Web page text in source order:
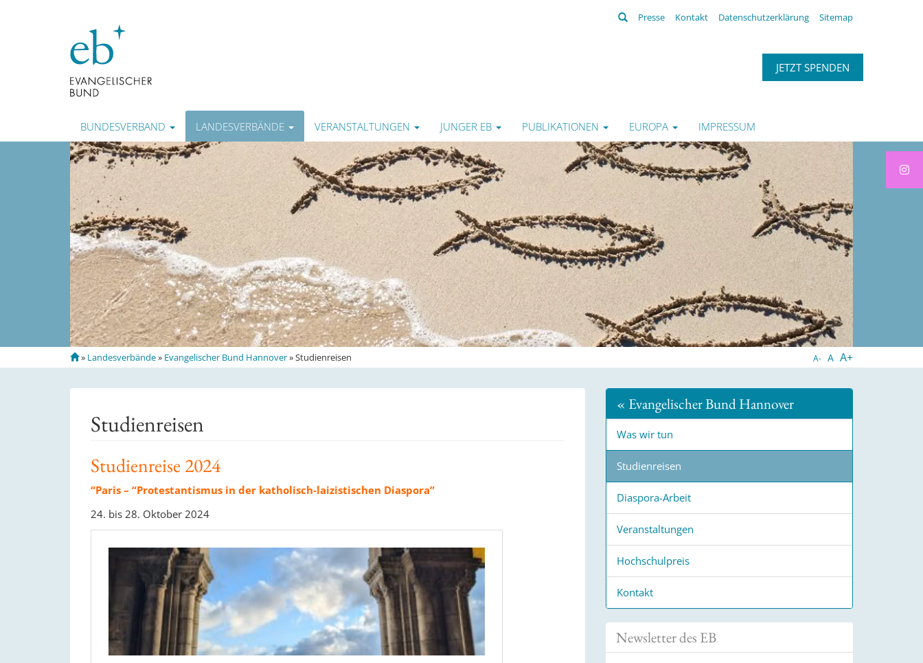
Suchen
Presse Kontakt Datenschutzerklärung Sitemap
JETZT SPENDEN
BUNDESVERBAND LANDESVERBÄNDE VERANSTALTUNGEN JUNGER EB PUBLIKATIONEN EUROPA IMPRESSUM
S
t
» Landesverbände» Evangelischer Bund Hannover»Studienreisen A- A A+
Studienreisen
Studienreise 2024
“Paris – “Protestantismus in der katholisch-laizistischen Diaspora”
24. bis 28. Oktober 2024
« Evangelischer Bund Hannover
Was wir tun
Studienreisen
Diaspora-Arbeit
Veranstaltungen
Hochschulpreis
Kontakt
Newsletter des EB